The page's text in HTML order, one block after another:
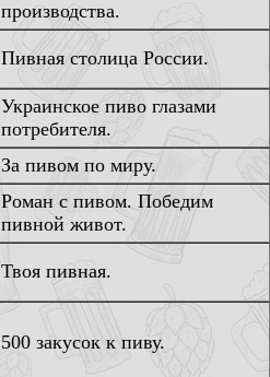
производства.
Пивная столица России.
Украинское пиво глазами
потребителя.
За пивом по миру.
Роман с пивом. Победим
пивной живот.
Твоя пивная.
500 закусок к пиву.